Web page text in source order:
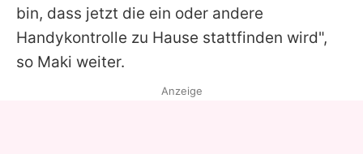
bin, dass jetzt die ein oder andere
Handykontrolle zu Hause stattfinden wird",
so Maki weiter.
Anzeige